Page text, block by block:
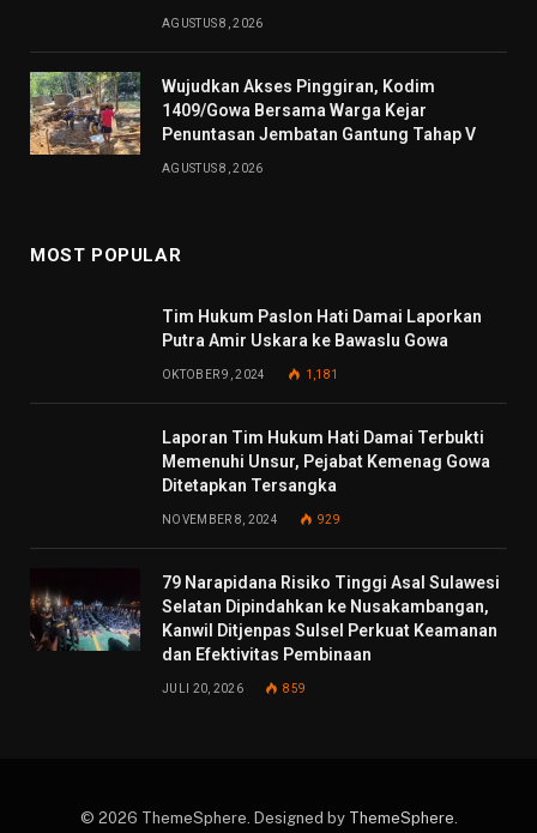
AGUSTUS 8, 2026
Wujudkan Akses Pinggiran, Kodim
1409/Gowa Bersama Warga Kejar
Penuntasan Jembatan Gantung Tahap V
AGUSTUS 8, 2026
MOST POPULAR
Tim Hukum Paslon Hati Damai Laporkan
Putra Amir Uskara ke Bawaslu Gowa
OKTOBER 9, 2024 1,181
Laporan Tim Hukum Hati Damai Terbukti
Memenuhi Unsur, Pejabat Kemenag Gowa
Ditetapkan Tersangka
NOVEMBER 8, 2024 929
79 Narapidana Risiko Tinggi Asal Sulawesi
Selatan Dipindahkan ke Nusakambangan,
Kanwil Ditjenpas Sulsel Perkuat Keamanan
dan Efektivitas Pembinaan
JULI 20, 2026 859
© 2026 ThemeSphere. Designed by ThemeSphere